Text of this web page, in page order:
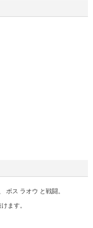
ボス ラオウ と戦闘。
ます。